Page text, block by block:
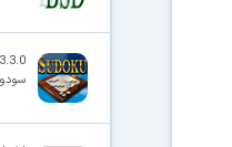
سودوکو